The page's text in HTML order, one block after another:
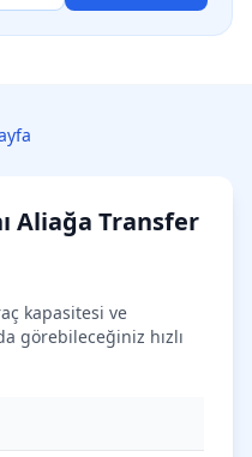
Aliağa Transfer
kapasitesi ve
görebileceğiniz hızlı